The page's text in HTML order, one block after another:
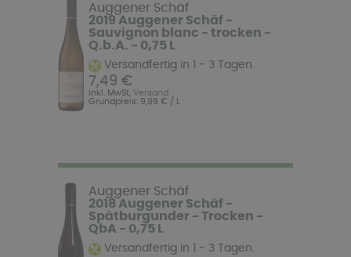
Auggener Schäf
2019 Auggener Schäf -
Sauvignon blanc - trocken -
Q.b.A. - 0,75 L
Versandfertig in 1 - 3 Tagen.
7,49 €
inkl. MwSt, Versand
Grundpreis: 9,99 € / L
Auggener Schäf
2018 Auggener Schäf -
Spätburgunder - Trocken -
QbA - 0,75 L
Versandfertig in 1 - 3 Tagen.